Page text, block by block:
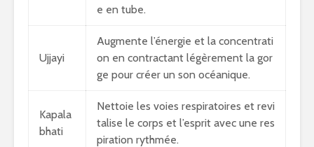
e en tube.
Ujjayi
Augmente l’énergie et la concentrati
on en contractant légèrement la gor
ge pour créer un son océanique.
Kapala
bhati
Nettoie les voies respiratoires et revi
talise le corps et l’esprit avec une res
piration rythmée.